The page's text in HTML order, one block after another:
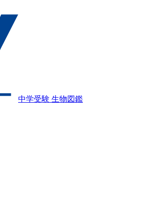
中学受験 生物図鑑